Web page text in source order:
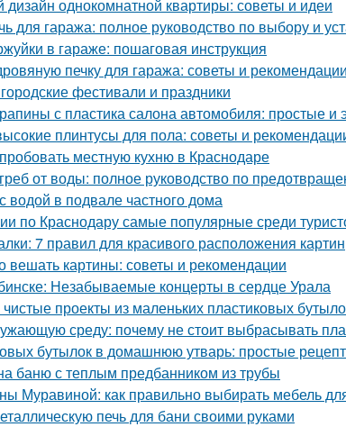
однокомнатной квартиры: советы и идеи
для гаража: полное руководство по выбору и
в гараже: пошаговая инструкция
печку для гаража: советы и рекомендации
фестивали и праздники
с пластика салона автомобиля: простые
плинтусы для пола: советы и
местную кухню в Краснодаре
от воды: полное руководство по
водой в подвале частного дома
по Краснодару самые популярные среди
7 правил для красивого расположения картин
вешать картины: советы и рекомендации
Незабываемые концерты в сердце Урала
чистые проекты из маленьких пластиковых
среду: почему не стоит выбрасывать
бутылок в домашнюю утварь: простые
баню с теплым предбанником из трубы
Муравиной: как правильно выбирать мебель
печь для бани своими руками